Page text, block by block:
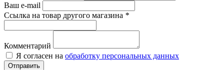
Ваш e-mail
Ссылка на товар другого магазина *
Комментарий
Я согласен на обработку персональных данных
Отправить